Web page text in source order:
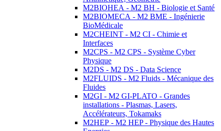
M2BIOHEA - M2 BH - Biologie et Santé
M2BIOMECA - M2 BME - Ingénierie
BioMédicale
M2CHEINT - M2 CI - Chimie et
Interfaces
M2CPS - M2 CPS - Système Cyber
Physique
M2DS - M2 DS - Data Science
M2FLUIDS - M2 Fluids - Mécanique des
Fluides
M2GI - M2 GI-PLATO - Grandes
installations - Plasmas, Lasers,
Accélérateurs, Tokamaks
M2HEP - M2 HEP - Physique des Hautes